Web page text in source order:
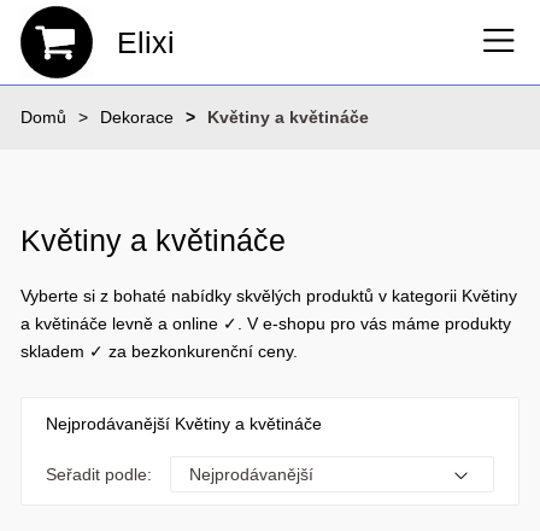
Elixi
Domů Dekorace Květiny a květináče
Květiny a květináče
Vyberte si z bohaté nabídky skvělých produktů v kategorii Květiny
a květináče levně a online ✓. V e-shopu pro vás máme produkty
skladem ✓ za bezkonkurenční ceny.
Nejprodávanější Květiny a květináče
Seřadit podle: